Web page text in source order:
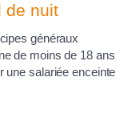
de nuit
généraux
de moins de 18 ans
une salariée enceinte